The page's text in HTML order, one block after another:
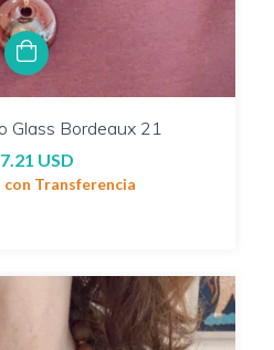
Glass Bordeaux 21
USD
con Transferencia